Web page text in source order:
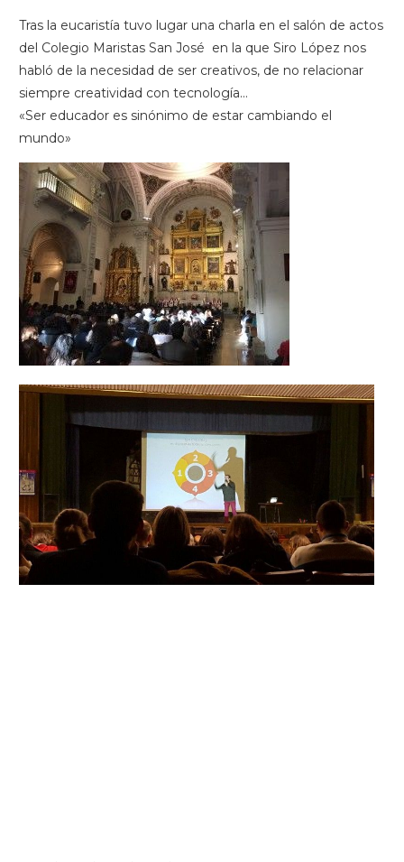
Tras la eucaristía tuvo lugar una charla en el salón de actos
del Colegio Maristas San José en la que Siro López nos
habló de la necesidad de ser creativos, de no relacionar
siempre creatividad con tecnología…
«Ser educador es sinónimo de estar cambiando el
mundo»